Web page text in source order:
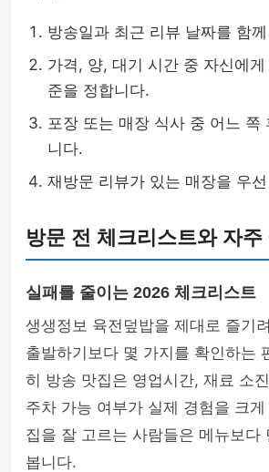
방송일과 최근 리뷰 날짜를 함
가격, 양, 대기 시간 중 자신에
준을 정합니다.
포장 또는 매장 식사 중 어느 쪽
니다.
재방문 리뷰가 있는 매장을 우
방문 전 체크리스트와 자주
실패를 줄이는 2026 체크리스트
생생정보 육전덮밥을 제대로 즐기
출발하기보다 몇 가지를 확인하는
히 방송 맛집은 영업시간, 재료 소
주차 가능 여부가 실제 경험을 크
집을 잘 고르는 사람들은 메뉴보다
봅니다.